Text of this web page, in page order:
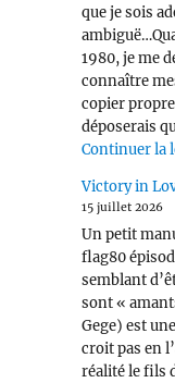
que je sois
1980, je me
connaître
copier
déposerais
Continuer la
Victory in
15 juillet 2026
Un petit
flag80
semblant
sont «
Gege) est
croit pas en
réalité le fils